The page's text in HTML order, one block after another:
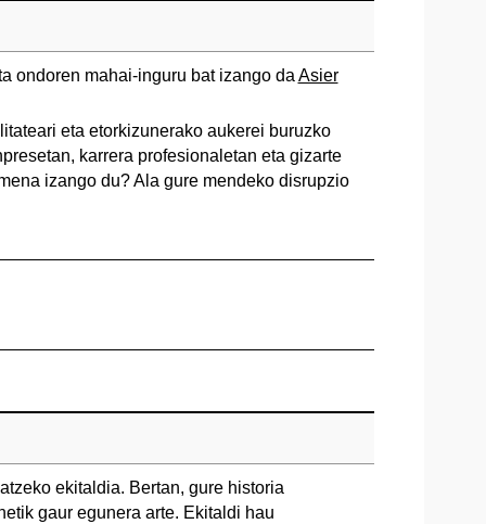
ondoren mahai-inguru bat izango da Asier
eta etorkizunerako aukerei buruzko
karrera profesionaletan eta gizarte
izango du? Ala gure mendeko disrupzio
ekitaldia. Bertan, gure historia
gaur egunera arte. Ekitaldi hau